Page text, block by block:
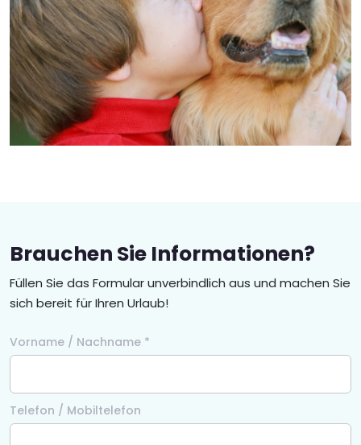
Brauchen Sie Informationen?
Füllen Sie das Formular unverbindlich aus und machen Sie
sich bereit für Ihren Urlaub!
Vorname / Nachname *
Telefon / Mobiltelefon